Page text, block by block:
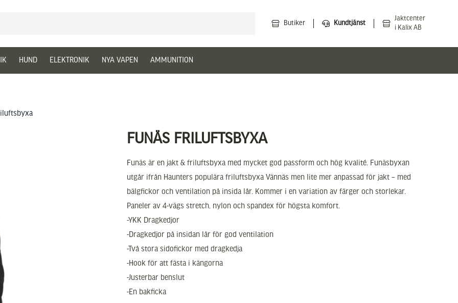
Butiker Kundtjänst
Jaktcenter
i Kalix AB
HUND ELEKTRONIK NYA VAPEN AMMUNITION
FUNÄS FRILUFTSBYXA
Funäs är en jakt & friluftsbyxa med mycket god passform och hög kvalité. Funäsbyxan
utgår ifrån Haunters populära friluftsbyxa Vännäs men lite mer anpassad för jakt – med
bälgfickor och ventilation på insida lår. Kommer i en variation av färger och storlekar.
Paneler av 4-vägs stretch, nylon och spandex för högsta komfort.
-YKK Dragkedjor
-Dragkedjor på insidan lår för god ventilation
-Två stora sidofickor med dragkedja
-Hook för att fästa i kängorna
-Justerbar benslut
-En bakficka